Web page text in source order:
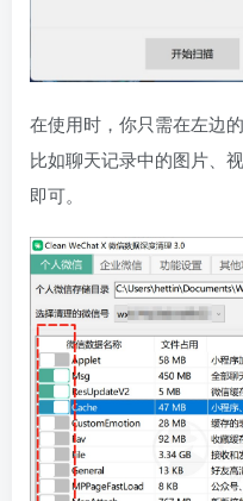
在使用时，你只需在左边
比如聊天记录中的图片、
即可。